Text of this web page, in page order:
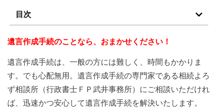
目次
遺言作成手続のことなら、おまかせください！
遺言作成手続は、一般の方には難しく、時間もかかりま
す。でも心配無用。遺言作成手続の専門家である相続よろ
ず相談所（行政書士ＦＰ武井事務所）にご相談いただけれ
ば、迅速かつ安心して遺言作成手続を解決いたします。